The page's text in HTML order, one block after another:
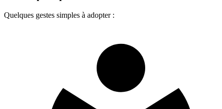
Quelques gestes simples à adopter :